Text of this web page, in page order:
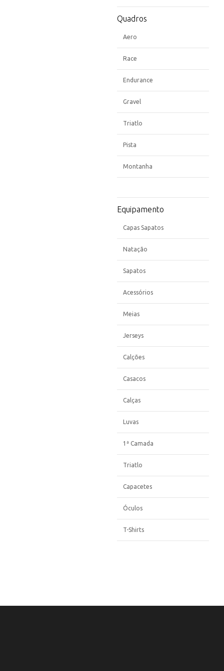
Quadros
Aero
Race
Endurance
Gravel
Triatlo
Pista
Montanha
Equipamento
Capas Sapatos
Natação
Sapatos
Acessórios
Meias
Jerseys
Calções
Casacos
Calças
Luvas
1ª Camada
Triatlo
Capacetes
Óculos
T-Shirts